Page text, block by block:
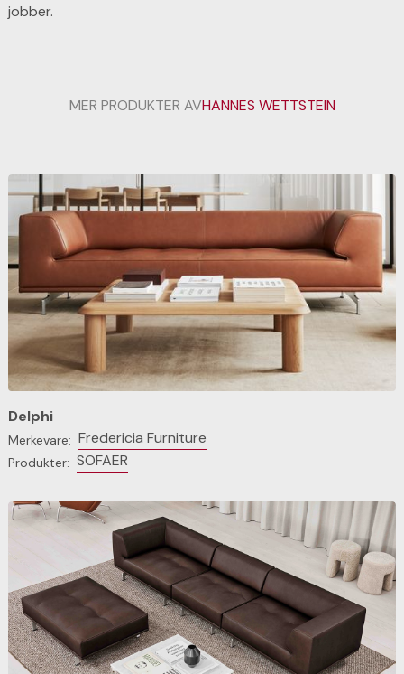
jobber.
MER PRODUKTER AVHANNES WETTSTEIN
Delphi
Merkevare: Fredericia Furniture
Produkter: SOFAER